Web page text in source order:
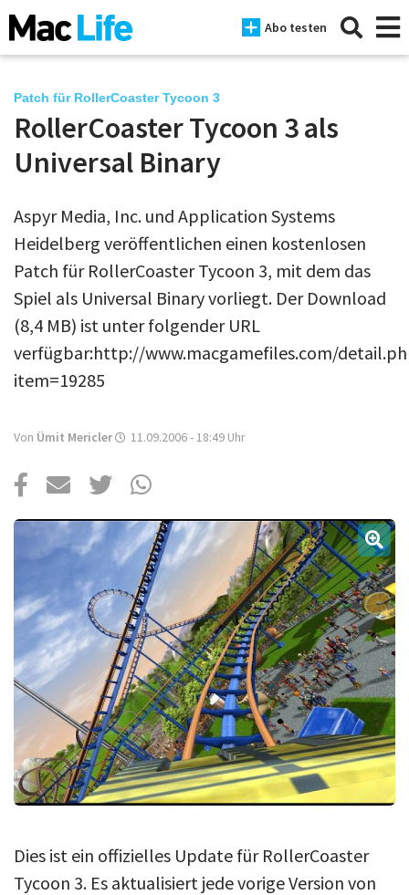
Abo testen
News
Mac
iPad
Tests
Tipps
Magazine
Podcast
Mac Life+
Anmelden
Patch für RollerCoaster Tycoon 3
RollerCoaster Tycoon 3 als
Universal Binary
Aspyr Media, Inc. und Application Systems
Heidelberg veröffentlichen einen kostenlosen
Patch für RollerCoaster Tycoon 3, mit dem das
Spiel als Universal Binary vorliegt. Der Download
(8,4 MB) ist unter folgender URL
verfügbar:http://www.macgamefiles.com/
item=19285
Von Ümit Mericler 11.09.2006 - 18:49 Uhr
Dies ist ein offizielles Update für RollerCoaster
Tycoon 3. Es aktualisiert jede vorige Version von